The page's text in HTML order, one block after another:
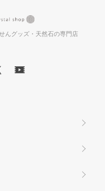
んグッズ・天然石の専門店